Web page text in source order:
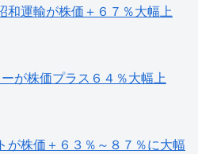
運輸が株価＋６７％大幅上
が株価プラス６４％大幅上
株価＋６３％～８７％に大幅